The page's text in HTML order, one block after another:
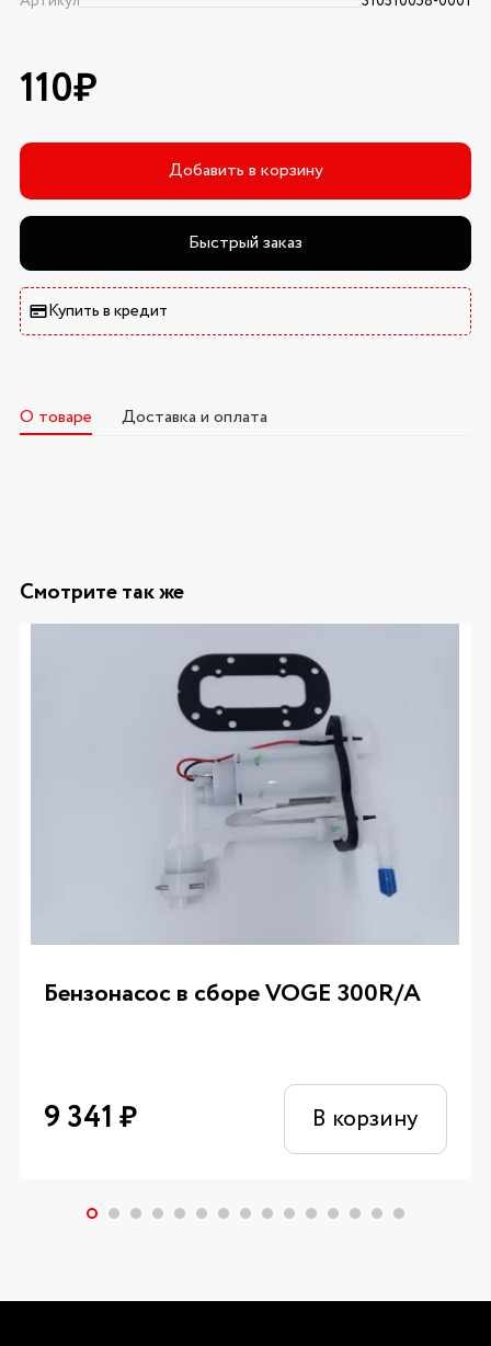
110₽
Добавить в корзину
Быстрый заказ
Купить в кредит
О товаре Доставка и оплата
Смотрите так же
Бензонасос в сборе VOGE 300R/A
9 341 ₽ В корзину